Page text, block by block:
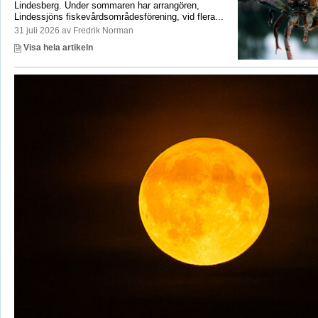
Lindesberg. Under sommaren har arrangören,
Lindessjöns fiskevårdsområdesförening, vid flera...
31 juli 2026 av Fredrik Norman
Visa hela artikeln